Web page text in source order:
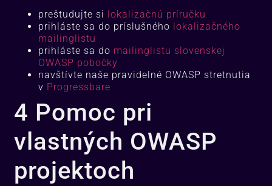
preštudujte si
lokalizačnú príručku
prihláste sa do príslušného lokalizačného
mailinglistu
prihláste sa do mailinglistu slovenskej
OWASP pobočky
navštívte naše pravidelné OWASP stretnutia
v Progressbare
4 Pomoc pri
vlastných OWASP
projektoch